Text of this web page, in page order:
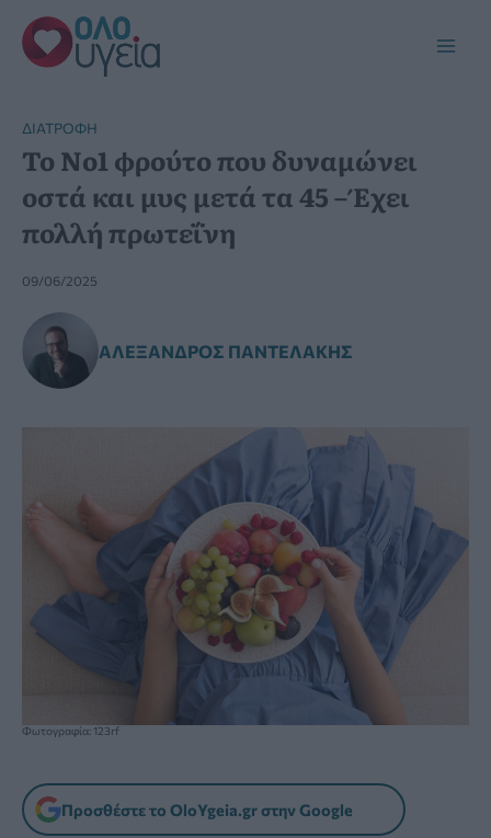
Μετάβαση
στο
περιεχόμενο
ΔΙΑΤΡΟΦΉ
Το Νο1 φρούτο που δυναμώνει
οστά και μυς μετά τα 45 – Έχει
πολλή πρωτεΐνη
09/06/2025
ΑΛΈΞΑΝΔΡΟΣ ΠΑΝΤΕΛΆΚΗΣ
Φωτογραφία: 123rf
Προσθέστε το OloYgeia.gr στην Google